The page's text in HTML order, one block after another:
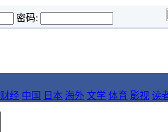
密码:
财经 中国 日本 海外 文学 体育 影视 读